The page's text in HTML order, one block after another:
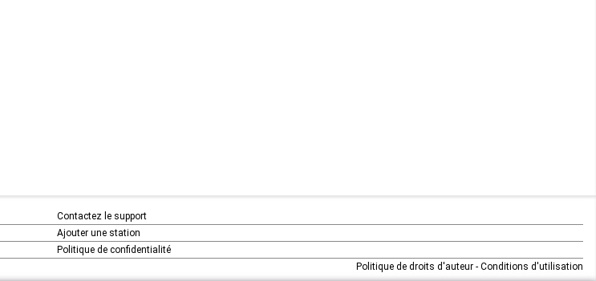
Contactez le support
Ajouter une station
Politique de confidentialité
Politique de droits d'auteur - Conditions d'utilisation